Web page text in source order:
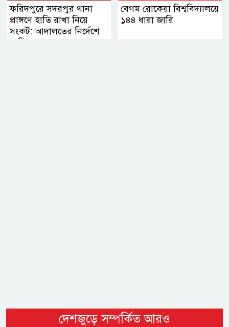
ফরিদপুরে সদরপুর থানা
প্রাঙ্গণে হাতি রাখা নিয়ে
সংকট: আদালতের নির্দেশে
মালিকের কাছে হস্তান্তরের
বেগম রোকেয়া বিশ্ববিদ্যালয়ে
১৪৪ ধারা জারি
দেশজুড়ে সম্পর্কিত আরও